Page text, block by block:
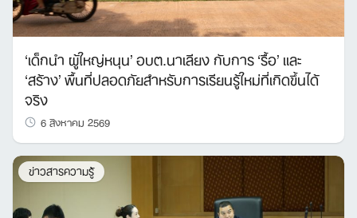
Search
for:
‘เด็กนำ ผู้ใหญ่หนุน’ อบต.นาเลียง กับการ ‘รื้อ’ และ
‘สร้าง’ พื้นที่ปลอดภัยสำหรับการเรียนรู้ใหม่ที่เกิดขึ้นได้
จริง
6 สิงหาคม 2569
ข่าวสารความรู้